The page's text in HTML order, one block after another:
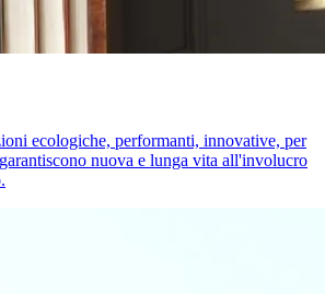
ecologiche, performanti, innovative, per
nuova e lunga vita all'involucro